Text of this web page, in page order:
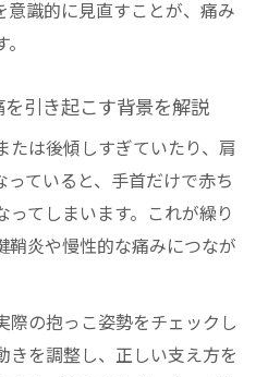
意識的に見直すことが、痛み
引き起こす背景を解説
たは後傾しすぎていたり、肩
っていると、手首だけで赤ち
ってしまいます。これが繰り
鞘炎や慢性的な痛みにつなが
際の抱っこ姿勢をチェックし
きを調整し、正しい支え方を